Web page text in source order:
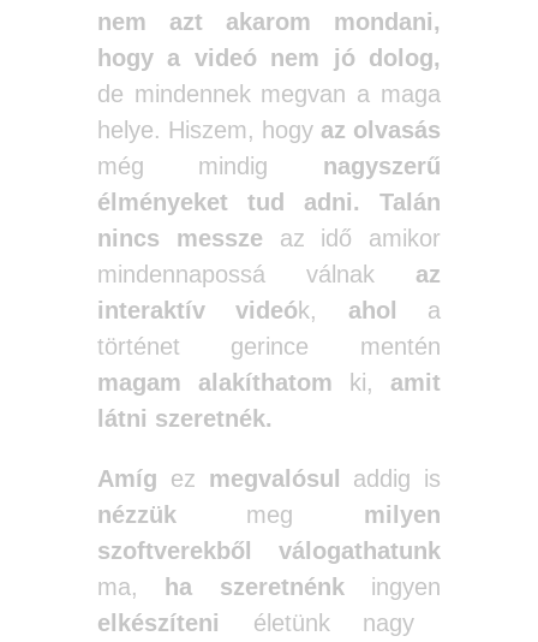
nem azt akarom mondani,
hogy a videó nem jó dolog,
de mindennek megvan a maga
helye. Hiszem, hogy az olvasás
még mindig nagyszerű
élményeket tud adni.
Talán
nincs messze az idő amikor
mindennapossá válnak az
interaktív videók, ahol a
történet gerince mentén
magam alakíthatom ki, amit
látni szeretnék.
Amíg ez megvalósul addig is
nézzükmeg milyen
szoftverekből válogathatunk
ma, ha szeretnénkingyen
elkészíteni életünk nagy